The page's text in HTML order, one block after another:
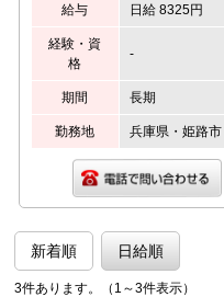
給与 日給 8325円
経験・資
格
-
期間 長期
勤務地 兵庫県・姫路市
新着順 日給順
3件あります。（1～3件表示）